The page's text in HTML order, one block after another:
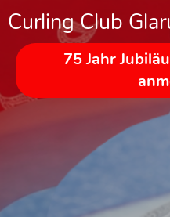
Curling Club
75 Jahr